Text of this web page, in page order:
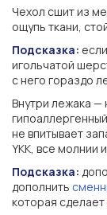
Чехол сшит из
ощупь ткани,
Подсказка:
игольчатой
с него гораздо
Внутри лежака —
не впитывает
YKK, все молнии
Подсказка:
дополнить
которая